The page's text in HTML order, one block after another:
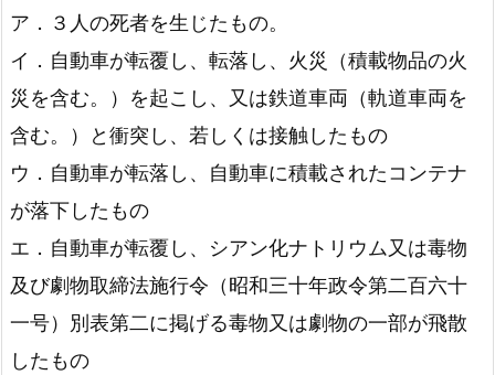
貨物自動車運送事業施行規則第7条
ア．３人の死者を生じたもの。
イ．自動車が転覆し、転落し、火災（積載物品の火
災を含む。）を起こし、又は鉄道車両（軌道車両を
含む。）と衝突し、若しくは接触したもの
ウ．自動車が転落し、自動車に積載されたコンテナ
が落下したもの
エ．自動車が転覆し、シアン化ナトリウム又は毒物
及び劇物取締法施行令（昭和三十年政令第二百六十
一号）別表第二に掲げる毒物又は劇物の一部が飛散
したもの